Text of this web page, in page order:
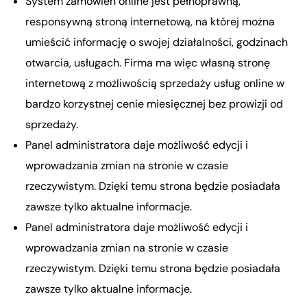
responsywną stroną internetową, na której można
umieścić informację o swojej działalności, godzinach
otwarcia, usługach. Firma ma więc własną stronę
internetową z możliwością sprzedaży usług online w
bardzo korzystnej cenie miesięcznej bez prowizji od
sprzedaży.
Panel administratora daje możliwość edycji i
wprowadzania zmian na stronie w czasie
rzeczywistym. Dzięki temu strona będzie posiadała
zawsze tylko aktualne informacje.
Panel administratora daje możliwość edycji i
wprowadzania zmian na stronie w czasie
rzeczywistym. Dzięki temu strona będzie posiadała
zawsze tylko aktualne informacje.